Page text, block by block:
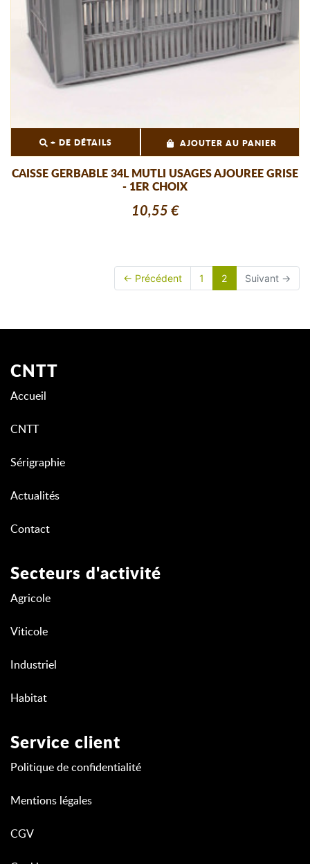
+ DE DÉTAILS AJOUTER AU PANIER
CAISSE GERBABLE 34L MUTLI USAGES AJOUREE GRISE
- 1ER CHOIX
10,55 €
← Précédent 1 2 (current)
Suivant →
CNTT
Accueil
CNTT
Sérigraphie
Actualités
Contact
Secteurs d'activité
Agricole
Viticole
Industriel
Habitat
Service client
Politique de confidentialité
Mentions légales
CGV